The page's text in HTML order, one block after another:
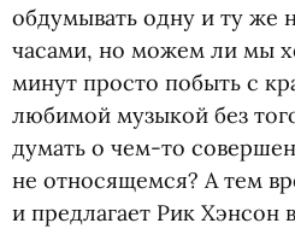
обдумывать одну и ту же
часами, но можем ли мы
минут просто побыть с
любимой музыкой без
думать о чем-то
не относящемся? А тем
и предлагает Рик Хэнсон